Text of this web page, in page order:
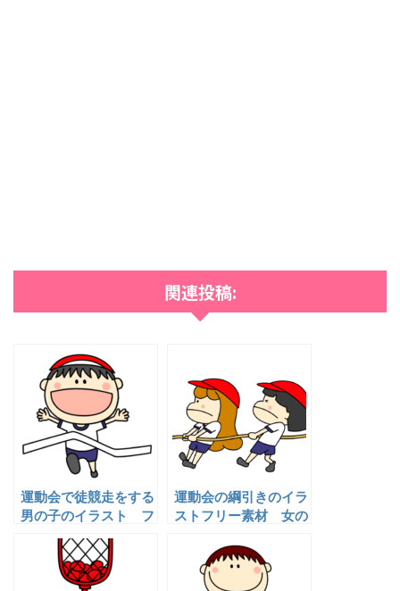
関連投稿:
運動会で徒競走をする
男の子のイラスト フ
リー素材
運動会の綱引きのイラ
ストフリー素材 女の